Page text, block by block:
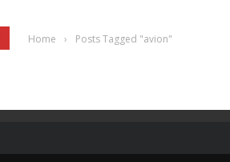
Home › Posts Tagged "avion"